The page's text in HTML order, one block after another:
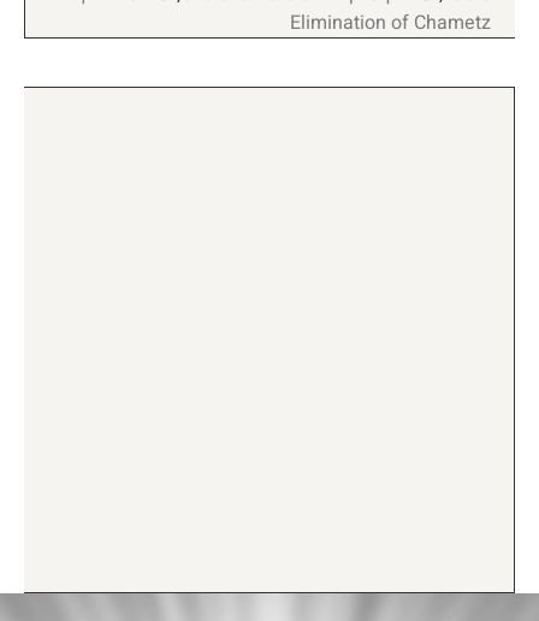
Elimination of Chametz